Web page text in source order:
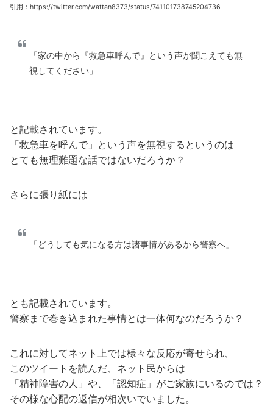
引用：https://twitter.com/wattan8373/status/741101738745204736
「家の中から『救急車呼んで』という声が聞こえても無
視してください」
と記載されています。
「救急車を呼んで」という声を無視するというのは
とても無理難題な話ではないだろうか？
さらに張り紙には
「どうしても気になる方は諸事情があるから警察へ」
とも記載されています。
警察まで巻き込まれた事情とは一体何なのだろうか？
これに対してネット上では様々な反応が寄せられ、
このツイートを読んだ、ネット民からは
「精神障害の人」や、「認知症」がご家族にいるのでは？
その様な心配の返信が相次いでいました。